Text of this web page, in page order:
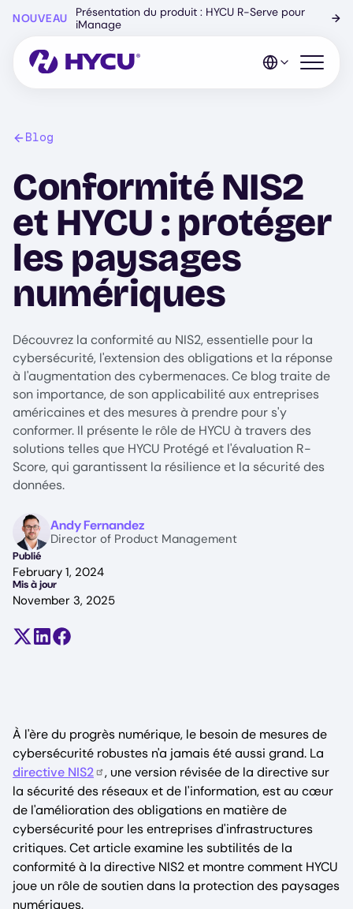
content
NOUVEAU
Présentation du produit : HYCU R-Serve pour
iManage
→
Open
Blog
Conformité NIS2
et HYCU : protéger
les paysages
numériques
Découvrez la conformité au NIS2, essentielle pour la
cybersécurité, l'extension des obligations et la réponse
à l'augmentation des cybermenaces. Ce blog traite de
son importance, de son applicabilité aux entreprises
américaines et des mesures à prendre pour s'y
conformer. Il présente le rôle de HYCU à travers des
solutions telles que HYCU Protégé et l'évaluation R-
Score, qui garantissent la résilience et la sécurité des
données.
Image Andy Fernandez
Director of Product Management
Publié
February 1, 2024
Mis à jour
November 3, 2025
Partager sur X (anciennement Twitter)
Partager sur LinkedIn
Partager sur Facebook
À l'ère du progrès numérique, le besoin de mesures de
cybersécurité robustes n'a jamais été aussi grand. La
directive NIS2
, une version révisée de la directive sur
la sécurité des réseaux et de l'information, est au cœur
de l'amélioration des obligations en matière de
cybersécurité pour les entreprises d'infrastructures
critiques. Cet article examine les subtilités de la
conformité à la directive NIS2 et montre comment HYCU
joue un rôle de soutien dans la protection des paysages
numériques.